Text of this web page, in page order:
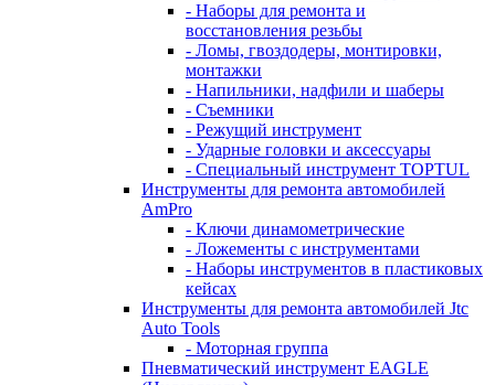
- Наборы для ремонта и
восстановления резьбы
- Ломы, гвоздодеры, монтировки,
монтажки
- Напильники, надфили и шаберы
- Съемники
- Режущий инструмент
- Ударные головки и аксессуары
- Специальный инструмент TOPTUL
Инструменты для ремонта автомобилей
AmPro
- Ключи динамометрические
- Ложементы с инструментами
- Наборы инструментов в пластиковых
кейсах
Инструменты для ремонта автомобилей Jtc
Auto Tools
- Моторная группа
Пневматический инструмент EAGLE